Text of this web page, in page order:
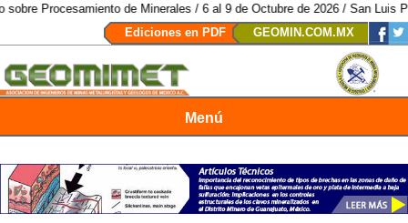
de Minerales / 6 al 9 de Octubre de 2026 / San Luis Potosí,
Ediciones en PDF
GEOMIN.COM.MX
Menú